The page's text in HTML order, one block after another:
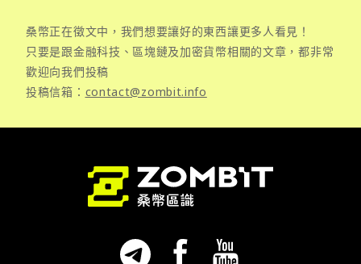
桑幣正在徵文中，我們想要讓好的東西讓更多人看見！
只要是跟金融科技、區塊鏈及加密貨幣相關的文章，都非常
歡迎向我們投稿
投稿信箱： contact@zombit.info